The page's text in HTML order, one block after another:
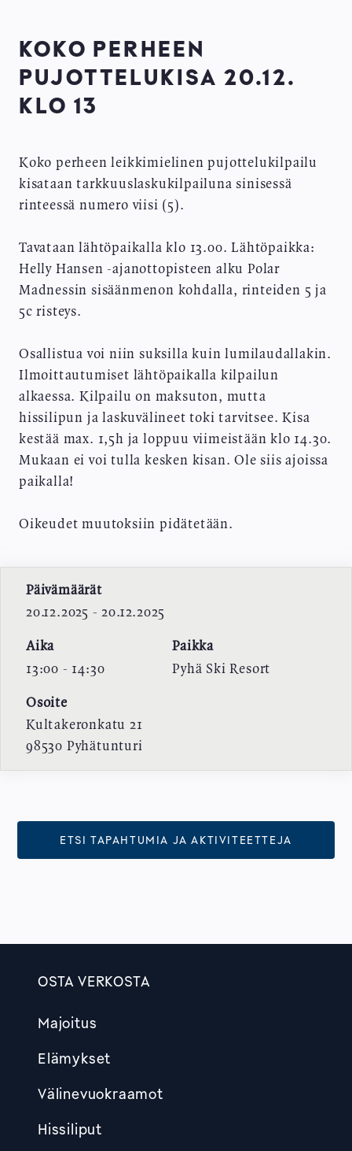
KOKO PERHEEN
PUJOTTELUKISA 20.12.
KLO 13
Koko perheen leikkimielinen pujottelukilpailu
kisataan tarkkuuslaskukilpailuna sinisessä
rinteessä numero viisi (5).
Tavataan lähtöpaikalla klo 13.00. Lähtöpaikka:
Helly Hansen -ajanottopisteen alku Polar
Madnessin sisäänmenon kohdalla, rinteiden 5 ja
5c risteys.
Osallistua voi niin suksilla kuin lumilaudallakin.
Ilmoittautumiset lähtöpaikalla kilpailun
alkaessa. Kilpailu on maksuton, mutta
hissilipun ja laskuvälineet toki tarvitsee. Kisa
kestää max. 1,5h ja loppuu viimeistään klo 14.30.
Mukaan ei voi tulla kesken kisan. Ole siis ajoissa
paikalla!
Oikeudet muutoksiin pidätetään.
Päivämäärät
20.12.2025 - 20.12.2025
Aika
13:00 - 14:30
Paikka
Pyhä Ski Resort
Osoite
Kultakeronkatu 21
98530 Pyhätunturi
ETSI TAPAHTUMIA JA AKTIVITEETTEJA
OSTA VERKOSTA
Majoitus
Elämykset
Välinevuokraamot
Hissiliput